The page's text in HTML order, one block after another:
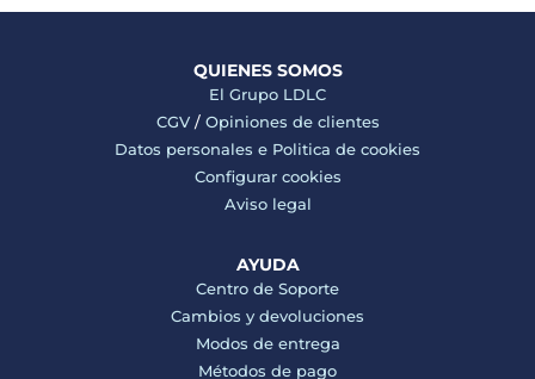
QUIENES SOMOS
El Grupo LDLC
CGV/ Opiniones de clientes
Datos personales e Politica de cookies
Configurar cookies
Aviso legal
AYUDA
Centro de Soporte
Cambios y devoluciones
Modos de entrega
Métodos de pago